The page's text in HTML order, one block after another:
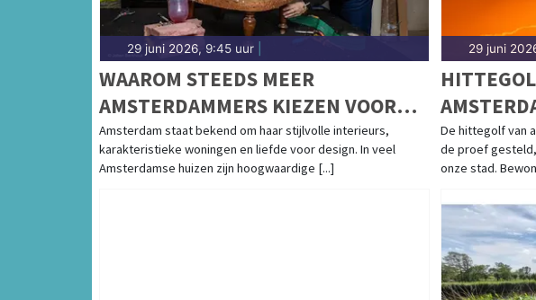
29 juni 2026, 9:45 uur
WAAROM STEEDS MEER
AMSTERDAMMERS KIEZEN VOOR
HET HERSTOFFEREN VAN
DESIGNMEUBELS
Amsterdam staat bekend om haar stijlvolle interieurs,
karakteristieke woningen en liefde voor design. In veel
Amsterdamse huizen zijn hoogwaardige [...]
29 juni
BLOOT
VOOR DE
De hittegolf van
de proef
onze stad.